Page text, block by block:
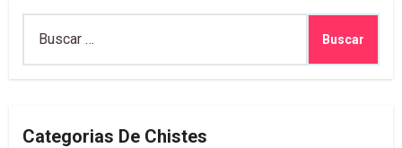
Categorias De Chistes